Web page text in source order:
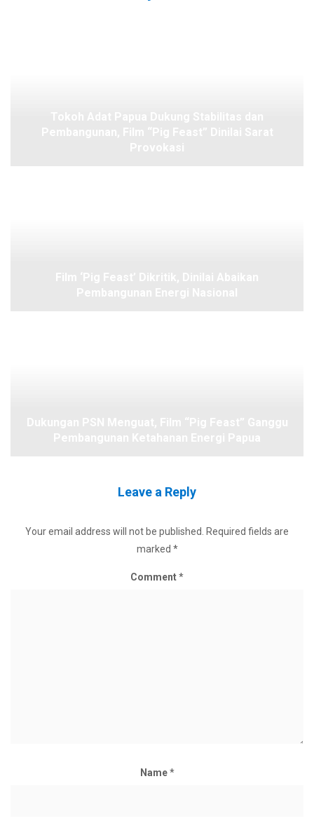
Leave a Reply
Your email address will not be published.
Required fields are
marked *
Comment*
Name*